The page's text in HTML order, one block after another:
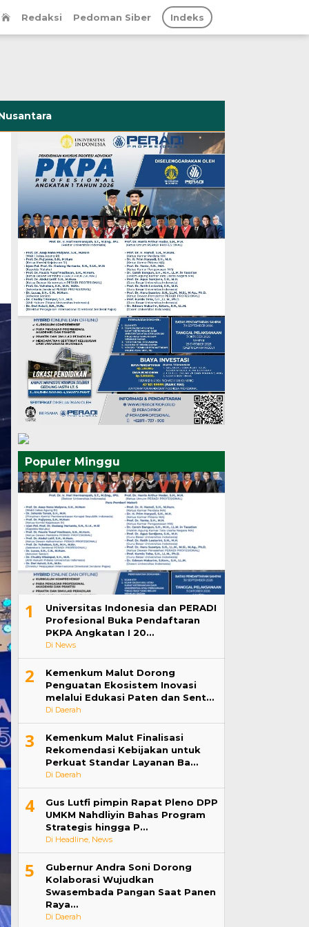
Redaksi Pedoman Siber Indeks
Populer Minggu
1
Universitas Indonesia dan PERADI
Profesional Buka Pendaftaran
PKPA Angkatan I 20…
Di News
2
Kemenkum Malut Dorong
Penguatan Ekosistem Inovasi
melalui Edukasi Paten dan Sent…
Di Daerah
3
Kemenkum Malut Finalisasi
Rekomendasi Kebijakan untuk
Perkuat Standar Layanan Ba…
Di Daerah
4
Gus Lutfi pimpin Rapat Pleno DPP
UMKM Nahdliyin Bahas Program
Strategis hingga P…
Di Headline, News
5
Gubernur Andra Soni Dorong
Kolaborasi Wujudkan
Swasembada Pangan Saat Panen
Raya…
Di Daerah